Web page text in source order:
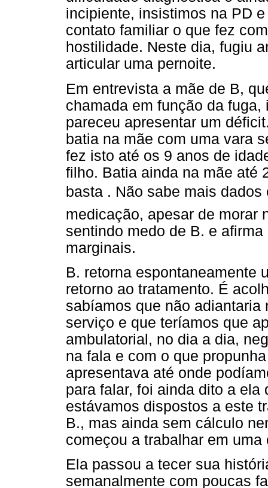
incipiente, insistimos na PD
contato familiar o que fez
hostilidade. Neste dia, fugiu
articular uma pernoite.
Em entrevista a mãe de B,
chamada em função da
pareceu apresentar um
batia na mãe com uma vara
fez isto até os 9 anos de
filho. Batia ainda na mãe até
basta . Não sabe mais
medicação, apesar de morar
sentindo medo de B. e
marginais.
B. retorna espontaneamente
retorno ao tratamento. É
sabíamos que não adiantaria
serviço e que teríamos que
ambulatorial, no dia a dia,
na fala e com o que
apresentava até onde
para falar, foi ainda dito a
estávamos dispostos a este
B., mas ainda sem cálculo
começou a trabalhar em uma
Ela passou a tecer sua
semanalmente com poucas